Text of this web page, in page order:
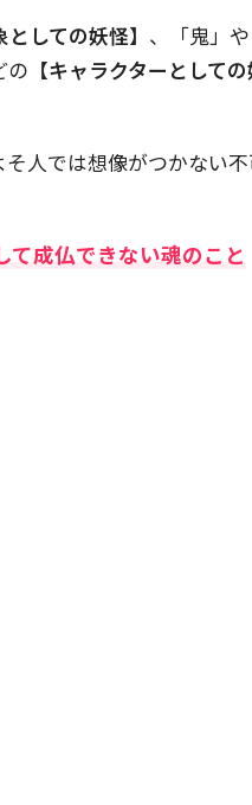
としての妖怪】 、「鬼」
の【キャラクターとしての
人では想像がつかない
て成仏できない魂のこと